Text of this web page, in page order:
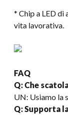
* Chip a LED
vita lavorativa.
FAQ
Q: Che
UN: Usiamo la
Q: Supporta